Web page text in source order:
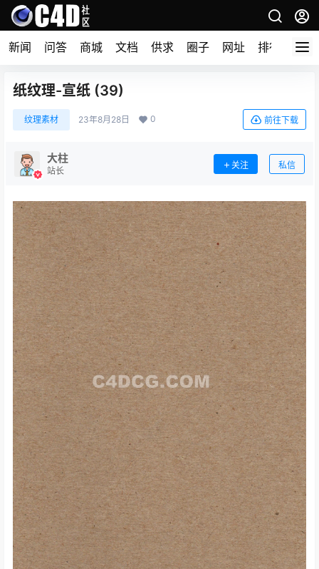
新闻 问答 商城 文档 供求 圈子 网址 排行榜
纸纹理-宣纸 (39)
纹理素材 23年8月28日 0 前往下载
大柱
站长
关注 私信